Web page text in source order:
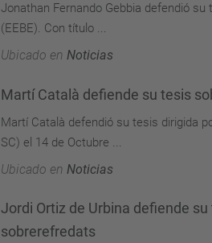
Jonathan Fernando Gebbia defendió
(EEBE). Con título ...
Ubicado en Noticias
Martí Català defiende su tesis
Martí Català defendió su tesis dirigida
SC) el 14 de Octubre ...
Ubicado en Noticias
Jordi Ortiz de Urbina defiende
sobrerefredats